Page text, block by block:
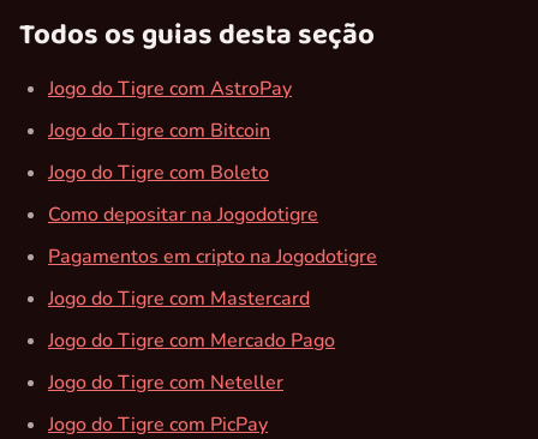
Todos os guias desta seção
Jogo do Tigre com AstroPay
Jogo do Tigre com Bitcoin
Jogo do Tigre com Boleto
Como depositar na Jogodotigre
Pagamentos em cripto na Jogodotigre
Jogo do Tigre com Mastercard
Jogo do Tigre com Mercado Pago
Jogo do Tigre com Neteller
Jogo do Tigre com PicPay